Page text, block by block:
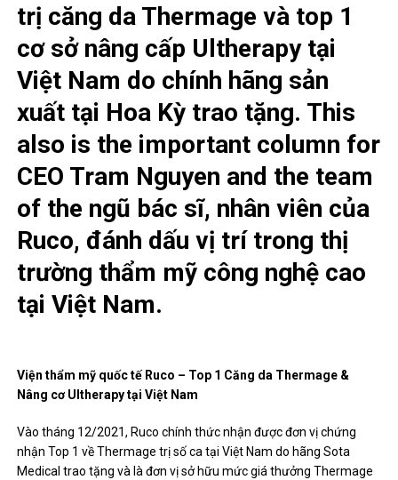
trị căng da Thermage và top 1
cơ sở nâng cấp Ultherapy tại
Việt Nam do chính hãng sản
xuất tại Hoa Kỳ trao tặng. This
also is the important column for
CEO Tram Nguyen and the team
of the ngũ bác sĩ, nhân viên của
Ruco, đánh dấu vị trí trong thị
trường thẩm mỹ công nghệ cao
tại Việt Nam.
Viện thẩm mỹ quốc tế Ruco – Top 1 Căng da Thermage &
Nâng cơ Ultherapy tại Việt Nam
Vào tháng 12/2021, Ruco chính thức nhận được đơn vị chứng
nhận Top 1 về Thermage trị số ca tại Việt Nam do hãng Sota
Medical trao tặng và là đơn vị sở hữu mức giá thưởng Thermage